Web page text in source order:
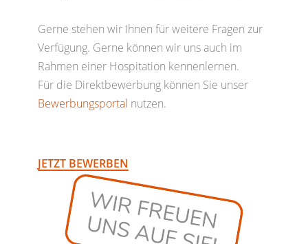
Gerne stehen wir Ihnen für weitere Fragen zur
Verfügung. Gerne können wir uns auch im
Rahmen einer Hospitation kennenlernen.
Für die Direktbewerbung können Sie unser
Bewerbungsportal nutzen.
JETZT BEWERBEN